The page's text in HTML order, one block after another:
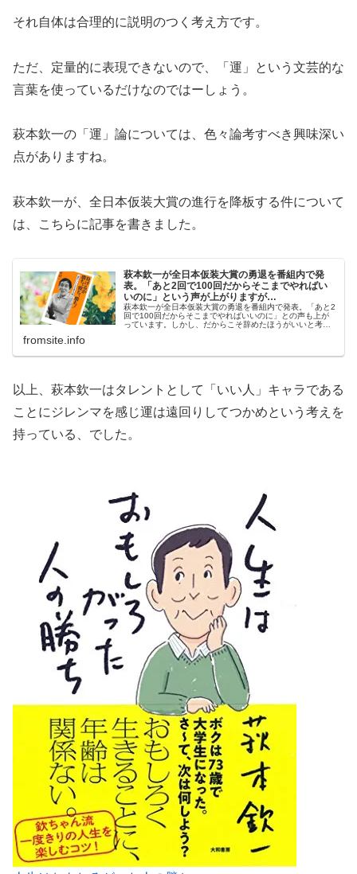
それ自体は合理的に説明のつく考え方です。
ただ、定量的に表現できないので、「運」という文芸的な
言葉を使っているだけなのではーしょう。
萩本欽一の「運」論については、色々論考すべき興味深い
点がありますね。
萩本欽一が、全日本仮装大賞の進行を降板する件について
は、こちらに記事を書きました。
萩本欽一が全日本仮装大賞の勇退を番組内で発
表。「あと2回で100回だからそこまでやればい
いのに」という声が上がりますが…
萩本欽一が全日本仮装大賞の勇退を番組内で発表。「あと2
回で100回だからそこまでやればいいのに」との声も上が
っています。しかし、だからこそ辞めたほうがいいと考え
fromsite.info
以上、萩本欽一はタレントとして「いい人」キャラである
ことにジレンマを感じ運は遠回りしてつかめという考えを
持っている、でした。